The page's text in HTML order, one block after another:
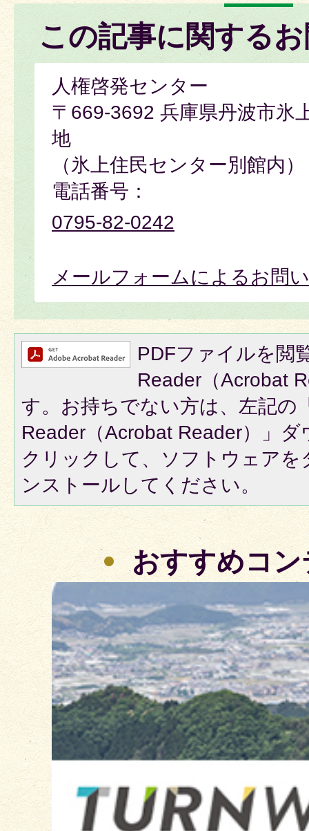
この記事に関する
人権啓発センター
〒669-3692 兵庫県丹波市氷
地
（氷上住民センター別館内）
電話番号：
0795-82-0242
メールフォームによるお問
PDFファイルを閲
Reader（Acrobat
す。お持ちでない方は、左記の
Reader（Acrobat Reader）」
クリックして、ソフトウェア
ンストールしてください。
おすすめコ
3
枚
目
の
ス